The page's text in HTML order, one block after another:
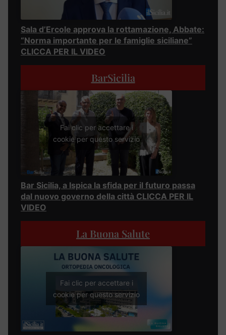
Sala d’Ercole approva la rottamazione, Abbate:
“Norma importante per le famiglie siciliane”
CLICCA PER IL VIDEO
BarSicilia
Fai clic per accettare i
cookie per questo servizio
Bar Sicilia, a Ispica la sfida per il futuro passa
dal nuovo governo della città CLICCA PER IL
VIDEO
La Buona Salute
Fai clic per accettare i
cookie per questo servizio